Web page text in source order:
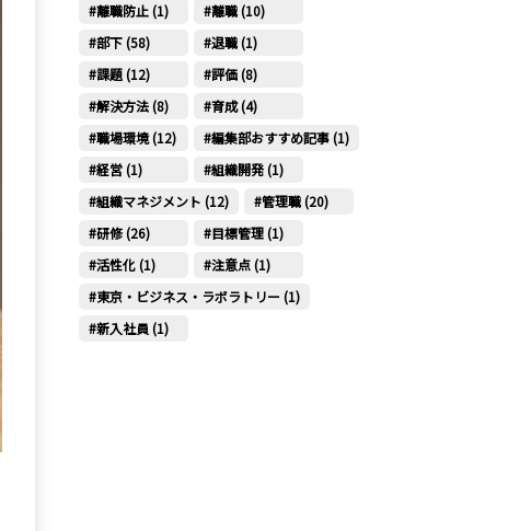
離職防止 (1)
離職 (10)
部下 (58)
退職 (1)
課題 (12)
評価 (8)
解決方法 (8)
育成 (4)
職場環境 (12)
編集部おすすめ記事 (1)
経営 (1)
組織開発 (1)
組織マネジメント (12)
管理職 (20)
研修 (26)
目標管理 (1)
活性化 (1)
注意点 (1)
東京・ビジネス・ラボラトリー (1)
新入社員 (1)